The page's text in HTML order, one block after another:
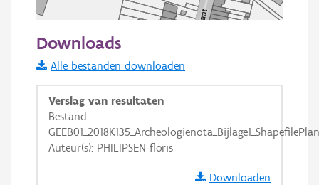
Informatie Vlaanderen
i
+ −
Downloads
Alle bestanden downloaden
Verslag van resultaten
Bestand:
Auteur(s): PHILIPSEN floris
Downloaden